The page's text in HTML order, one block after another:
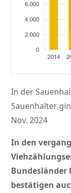
In der
Sauenhalter
Nov. 2024
In den
Bundesländer
bestätigen